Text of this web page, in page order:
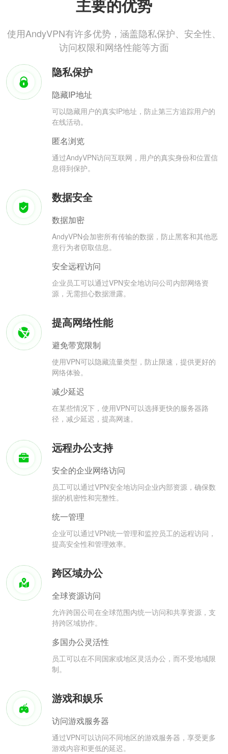
主要的优势
使用AndyVPN有许多优势，涵盖隐私保护、安全性、
访问权限和网络性能等方面
隐私保护
隐藏IP地址
可以隐藏用户的真实IP地址，防止第三方追踪用户的
在线活动。
匿名浏览
通过AndyVPN访问互联网，用户的真实身份和位置信
息得到保护。
数据安全
数据加密
AndyVPN会加密所有传输的数据，防止黑客和其他恶
意行为者窃取信息。
安全远程访问
企业员工可以通过VPN安全地访问公司内部网络资
源，无需担心数据泄露。
提高网络性能
避免带宽限制
使用VPN可以隐藏流量类型，防止限速，提供更好的
网络体验。
减少延迟
在某些情况下，使用VPN可以选择更快的服务器路
径，减少延迟，提高网速。
远程办公支持
安全的企业网络访问
员工可以通过VPN安全地访问企业内部资源，确保数
据的机密性和完整性。
统一管理
企业可以通过VPN统一管理和监控员工的远程访问，
提高安全性和管理效率。
跨区域办公
全球资源访问
允许跨国公司在全球范围内统一访问和共享资源，支
持跨区域协作。
多国办公灵活性
员工可以在不同国家或地区灵活办公，而不受地域限
制。
游戏和娱乐
访问游戏服务器
通过VPN可以访问不同地区的游戏服务器，享受更多
游戏内容和更低的延迟。